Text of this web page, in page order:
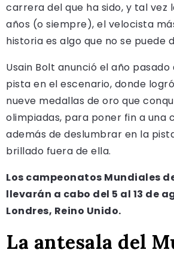
carrera del que ha sido, y tal vez
años (o siempre), el velocista
historia es algo que no se puede
Usain Bolt anunció el año
pista en el escenario, donde
nueve medallas de oro que
olimpiadas, para poner fin a una
además de deslumbrar en la
brillado fuera de ella.
Los campeonatos Mundiales
llevarán a cabo del 5 al 13 de
Londres, Reino Unido.
La antesala del